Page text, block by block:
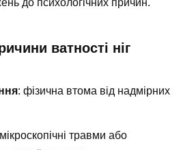
до психологічних причин.
ватності ніг
: фізична втома від надмірних
травми або